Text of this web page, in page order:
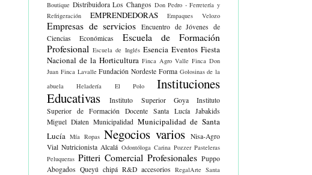
Boutique Distribuidora Los Changos Don Pedro - Ferretería y
Refrigeración
EMPRENDEDORAS Empaques Velozo
Empresas de servicios
Encuentro de Jóvenes de
Ciencias Económicas
Escuela de Formación
Profesional Escuela de Inglés Esencia Eventos Fiesta
Nacional de la Horticultura Finca Agro Valle Finca Don
Juan Finca Lavalle Fundación Nordeste Forma Golosinas de la
abuela
Heladería El Polo
Instituciones
Educativas
Instituto Superior Goya
Instituto
Superior de Formación Docente Santa Lucía
Jabakids
Miguel Diaten Municipalidad Municipalidad de Santa
Lucía Mía Ropas Negocios varios
Nisa-Agro
Vial Nutricionista Alcalá Odontóloga Carina Pozzer Pasteleras
Peluqueras Pitteri Comercial Profesionales Puppo
Abogados Queyú chipá R&D accesorios RegalArte Santa